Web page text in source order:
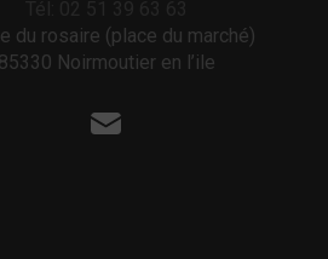
du rosaire (place du marché)
85330 Noirmoutier en l’ile